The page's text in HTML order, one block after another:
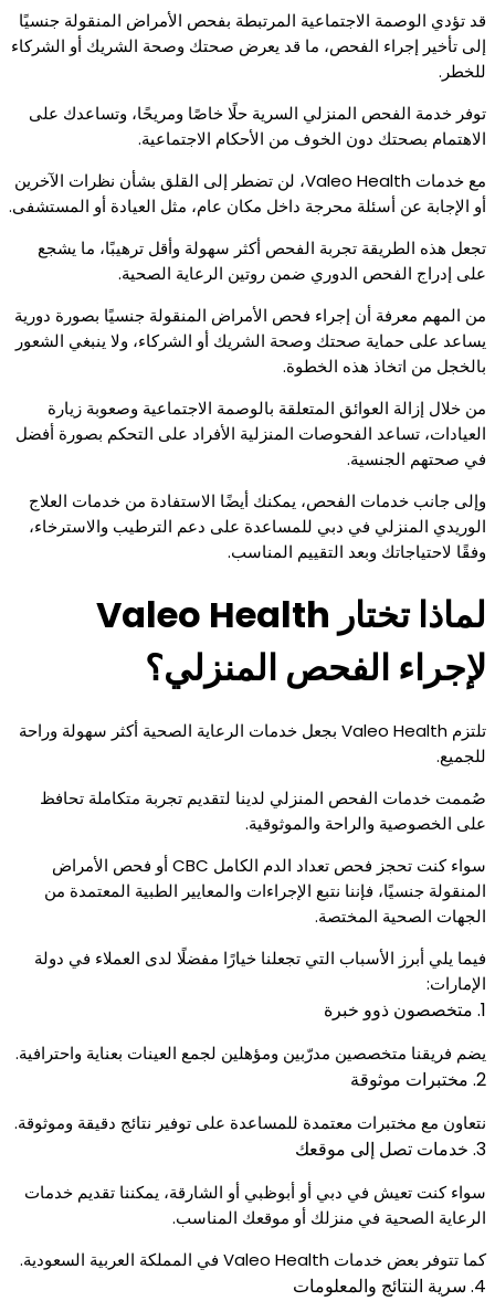
قد تؤدي الوصمة الاجتماعية المرتبطة بفحص الأمراض المنقولة جنسيًا
إلى تأخير إجراء الفحص، ما قد يعرض صحتك وصحة الشريك أو الشركاء
للخطر.
توفر خدمة الفحص المنزلي السرية حلًا خاصًا ومريحًا، وتساعدك على
الاهتمام بصحتك دون الخوف من الأحكام الاجتماعية.
مع خدمات Valeo Health، لن تضطر إلى القلق بشأن نظرات الآخرين
أو الإجابة عن أسئلة محرجة داخل مكان عام، مثل العيادة أو المستشفى.
تجعل هذه الطريقة تجربة الفحص أكثر سهولة وأقل ترهيبًا، ما يشجع
على إدراج الفحص الدوري ضمن روتين الرعاية الصحية.
من المهم معرفة أن إجراء فحص الأمراض المنقولة جنسيًا بصورة دورية
يساعد على حماية صحتك وصحة الشريك أو الشركاء، ولا ينبغي الشعور
بالخجل من اتخاذ هذه الخطوة.
من خلال إزالة العوائق المتعلقة بالوصمة الاجتماعية وصعوبة زيارة
العيادات، تساعد الفحوصات المنزلية الأفراد على التحكم بصورة أفضل
في صحتهم الجنسية.
وإلى جانب خدمات الفحص، يمكنك أيضًا الاستفادة من خدمات العلاج
الوريدي المنزلي في دبي للمساعدة على دعم الترطيب والاسترخاء،
وفقًا لاحتياجاتك وبعد التقييم المناسب.
لماذا تختار Valeo Health
لإجراء الفحص المنزلي؟
تلتزم Valeo Health بجعل خدمات الرعاية الصحية أكثر سهولة وراحة
للجميع.
صُممت خدمات الفحص المنزلي لدينا لتقديم تجربة متكاملة تحافظ
على الخصوصية والراحة والموثوقية.
سواء كنت تحجز فحص تعداد الدم الكامل CBC أو فحص الأمراض
المنقولة جنسيًا، فإننا نتبع الإجراءات والمعايير الطبية المعتمدة من
الجهات الصحية المختصة.
فيما يلي أبرز الأسباب التي تجعلنا خيارًا مفضلًا لدى العملاء في دولة
الإمارات:
1. متخصصون ذوو خبرة
يضم فريقنا متخصصين مدرّبين ومؤهلين لجمع العينات بعناية واحترافية.
2. مختبرات موثوقة
نتعاون مع مختبرات معتمدة للمساعدة على توفير نتائج دقيقة وموثوقة.
3. خدمات تصل إلى موقعك
سواء كنت تعيش في دبي أو أبوظبي أو الشارقة، يمكننا تقديم خدمات
الرعاية الصحية في منزلك أو موقعك المناسب.
كما تتوفر بعض خدمات Valeo Health في المملكة العربية السعودية.
4. سرية النتائج والمعلومات